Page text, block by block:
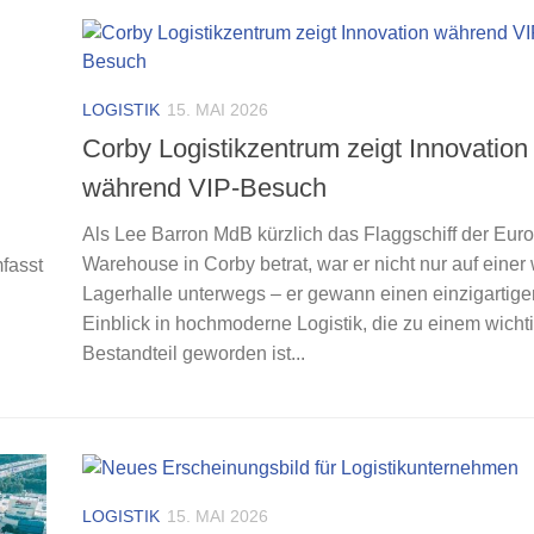
LOGISTIK 15. MAI 2026
Corby Logistikzentrum zeigt Innovation
während VIP-Besuch
Als Lee Barron MdB kürzlich das Flaggschiff der
Warehouse in Corby betrat, war er nicht nur auf einer
Lagerhalle unterwegs – er gewann einen
Einblick in hochmoderne Logistik, die zu einem
Bestandteil geworden ist...
LOGISTIK 15. MAI 2026